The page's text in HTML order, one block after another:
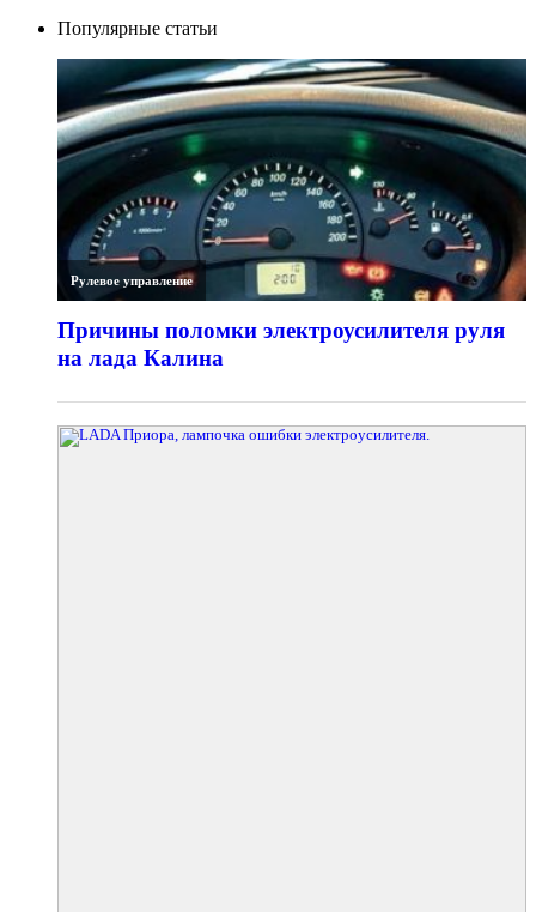
Популярные статьи
Рулевое управление
Причины поломки электроусилителя руля
на лада Калина